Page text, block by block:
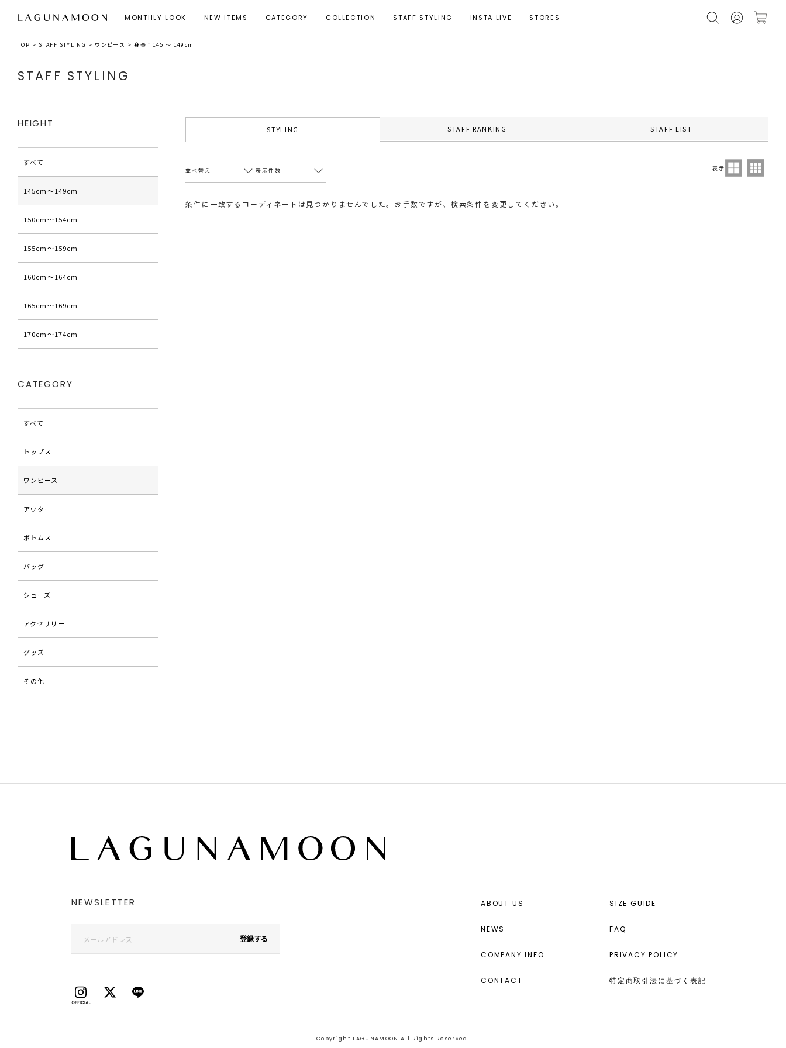
MONTHLY LOOK NEW ITEMS CATEGORY COLLECTION STAFF STYLING INSTA LIVE STORES
TOP STAFF STYLING ワンピース 身長：145 ～ 149cm
STAFF STYLING
STYLING STAFF RANKING STAFF LIST
並べ替え 表示件数 表示
条件に一致するコーディネートは見つかりませんでした。お手数ですが、検索条件を変更してください。
HEIGHT
すべて
145cm〜149cm
150cm〜154cm
155cm〜159cm
160cm〜164cm
165cm〜169cm
170cm〜174cm
CATEGORY
すべて
トップス
ワンピース
アウター
ボトムス
バッグ
シューズ
アクセサリー
グッズ
その他
NEWSLETTER
登録する
ABOUT US
NEWS
COMPANY INFO
CONTACT
SIZE GUIDE
FAQ
PRIVACY POLICY
特定商取引法に基づく表記
Copyright LAGUNAMOON All Rights Reserved.